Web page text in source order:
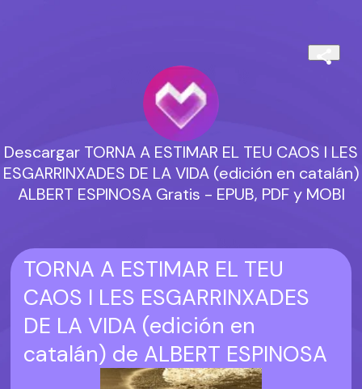
Descargar TORNA A ESTIMAR EL TEU CAOS I LES
ESGARRINXADES DE LA VIDA (edición en catalán)
ALBERT ESPINOSA Gratis - EPUB, PDF y MOBI
TORNA A ESTIMAR EL TEU
CAOS I LES ESGARRINXADES
DE LA VIDA (edición en
catalán) de ALBERT ESPINOSA